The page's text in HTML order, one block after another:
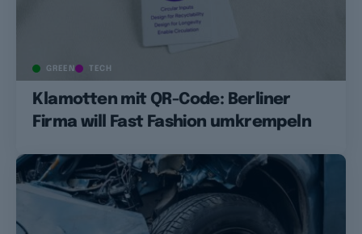
GREEN TECH
Klamotten mit QR-Code: Berliner
Firma will Fast Fashion umkrempeln